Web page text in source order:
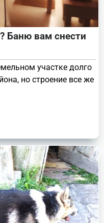
Баню вам снести
участке долго
но строение все же